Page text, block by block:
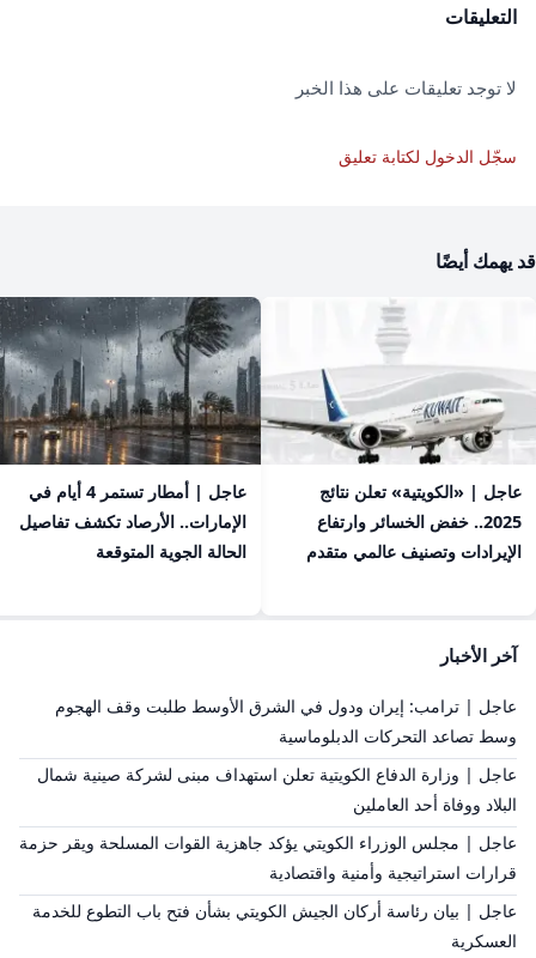
التعليقات
لا توجد تعليقات على هذا الخبر
سجّل الدخول لكتابة تعليق
قد يهمك أيضًا
عاجل | «الكويتية» تعلن نتائج
2025.. خفض الخسائر وارتفاع
الإيرادات وتصنيف عالمي متقدم
عاجل | أمطار تستمر 4 أيام في
الإمارات.. الأرصاد تكشف تفاصيل
الحالة الجوية المتوقعة
آخر الأخبار
عاجل | ترامب: إيران ودول في الشرق الأوسط طلبت وقف الهجوم
وسط تصاعد التحركات الدبلوماسية
عاجل | وزارة الدفاع الكويتية تعلن استهداف مبنى لشركة صينية شمال
البلاد ووفاة أحد العاملين
عاجل | مجلس الوزراء الكويتي يؤكد جاهزية القوات المسلحة ويقر حزمة
قرارات استراتيجية وأمنية واقتصادية
عاجل | بيان رئاسة أركان الجيش الكويتي بشأن فتح باب التطوع للخدمة
العسكرية